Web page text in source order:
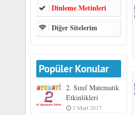
Dinleme Metinleri
Diğer Sitelerim
Popüler Konular
2. Sınıf Matematik
Etkinlikleri
3 Mart 2017